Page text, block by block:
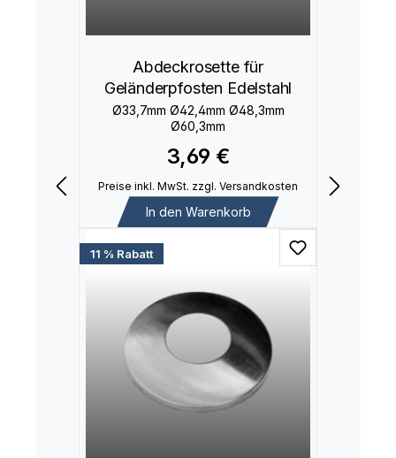
Abdeckrosette für
Geländerpfosten Edelstahl
Ø33,7mm Ø42,4mm Ø48,3mm
Ø60,3mm
3,69 €
Preise inkl. MwSt. zzgl. Versandkosten
In den Warenkorb
11 % Rabatt